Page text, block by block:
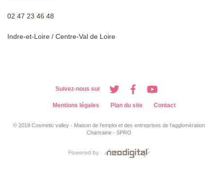
02 47 23 46 48
Indre-et-Loire / Centre-Val de Loire
Suivez-nous sur
Mentions légales Plan du site Contact
© 2018 Cosmetic valley - Maison de l'emploi et des entreprises de l'agglomération
Chartraine - SPRO